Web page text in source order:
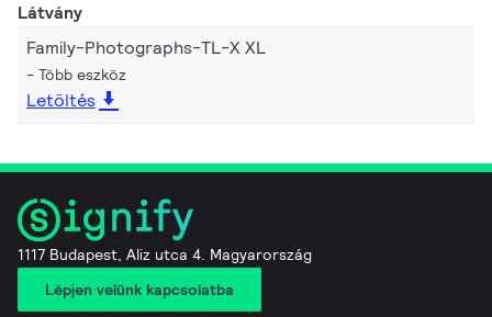
Látvány
Family-Photographs-TL-X XL
Több eszköz
Letöltés
1117 Budapest, Aliz utca 4. Magyarország
Lépjen velünk kapcsolatba